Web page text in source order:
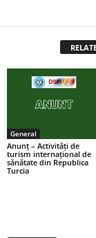
General
Anunț – Activități de
turism internațional de
sănătate din Republica
Turcia